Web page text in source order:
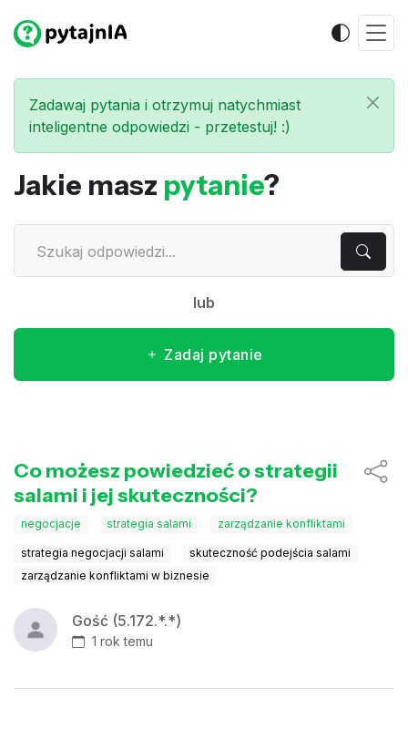
Zadawaj pytania i otrzymuj natychmiast
inteligentne odpowiedzi - przetestuj! :)
Jakie masz pytanie?
lub
Zadaj pytanie
Co możesz powiedzieć o strategii
salami i jej skuteczności?
negocjacje strategia salami zarządzanie konfliktami
strategia negocjacji salami
skuteczność podejścia salami
zarządzanie konfliktami w biznesie
Gość (5.172.*.*)
1 rok temu